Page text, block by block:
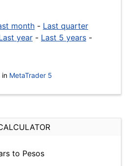
month - Last quarter
year - Last 5 years -
in MetaTrader 5
to Pesos